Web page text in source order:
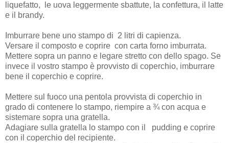
liquefatto, le uova leggermente sbattute, la confettura, il latte
e il brandy.
Imburrare bene uno stampo di 2 litri di capienza.
Versare il composto e coprire con carta forno imburrata.
Mettere sopra un panno e legare stretto con dello spago. Se
invece il vostro stampo è provvisto di coperchio, imburrare
bene il coperchio e coprire.
Mettere sul fuoco una pentola provvista di coperchio in
grado di contenere lo stampo, riempire a ¾ con acqua e
sistemare sopra una gratella.
Adagiare sulla gratella lo stampo con il pudding e coprire
con il coperchio del recipiente.